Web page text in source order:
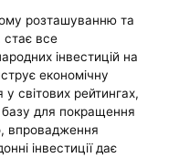
розташуванню та
стає все
інвестицій на
економічну
світових рейтингах,
для покращення
впровадження
інвестиції дає